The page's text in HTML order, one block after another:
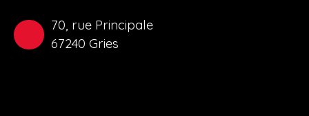
70, rue Principale
67240 Gries